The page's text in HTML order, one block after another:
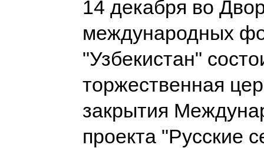
14 декабря во
международных
"Узбекистан"
торжественная
закрытия
проекта "Русские